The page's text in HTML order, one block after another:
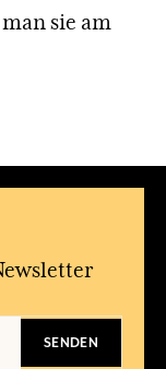
sie am
SENDEN